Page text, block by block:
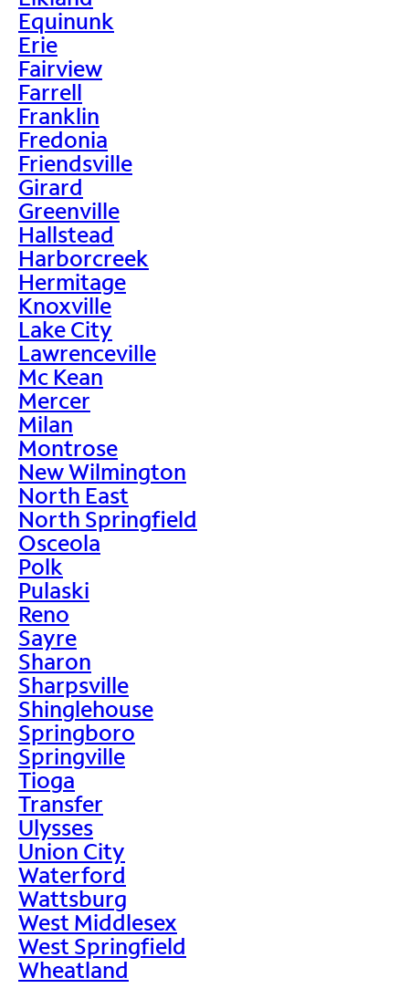
Equinunk
Erie
Fairview
Farrell
Franklin
Fredonia
Friendsville
Girard
Greenville
Hallstead
Harborcreek
Hermitage
Knoxville
Lake City
Lawrenceville
Mc Kean
Mercer
Milan
Montrose
New Wilmington
North East
North Springfield
Osceola
Polk
Pulaski
Reno
Sayre
Sharon
Sharpsville
Shinglehouse
Springboro
Springville
Tioga
Transfer
Ulysses
Union City
Waterford
Wattsburg
West Middlesex
West Springfield
Wheatland